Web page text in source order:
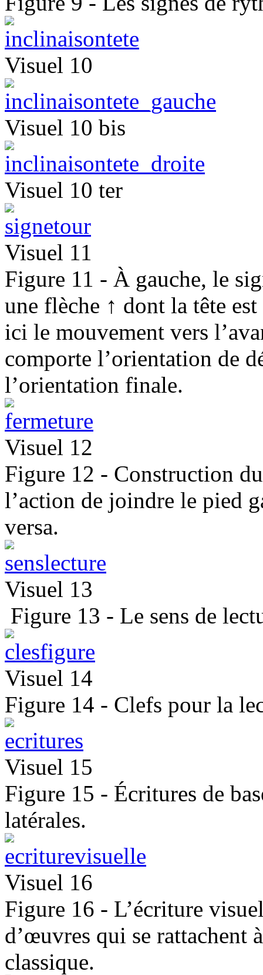
Visuel 10
Visuel 10 bis
Visuel 10 ter
Visuel 11
Figure 11 - À gauche, le
une flèche ↑ dont la tête
ici le mouvement vers
comporte l’orientation de
l’orientation finale.
Visuel 12
Figure 12 - Construction
l’action de joindre le pied
versa.
Visuel 13
Figure 13 - Le sens de
Visuel 14
Figure 14 - Clefs pour la
Visuel 15
Figure 15 - Écritures de
latérales.
Visuel 16
Figure 16 - L’écriture
d’œuvres qui se rattachent
classique.